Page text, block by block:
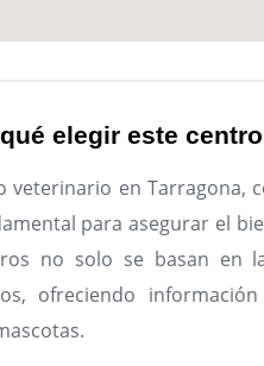
elegir este
veterinario en Tarragona,
para asegurar el
no solo se basan en
ofreciendo